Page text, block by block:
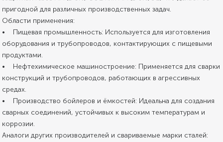
пригодной для различных производственных задач.
Области применения:
• Пищевая промышленность: Используется для изготовления
оборудования и трубопроводов, контактирующих с пищевыми
продуктами.
• Нефтехимическое машиностроение: Применяется для сварки
конструкций и трубопроводов, работающих в агрессивных
средах.
• Производство бойлеров и ёмкостей: Идеальна для создания
сварных соединений, устойчивых к высоким температурам и
коррозии.
Аналоги других производителей и свариваемые марки сталей: